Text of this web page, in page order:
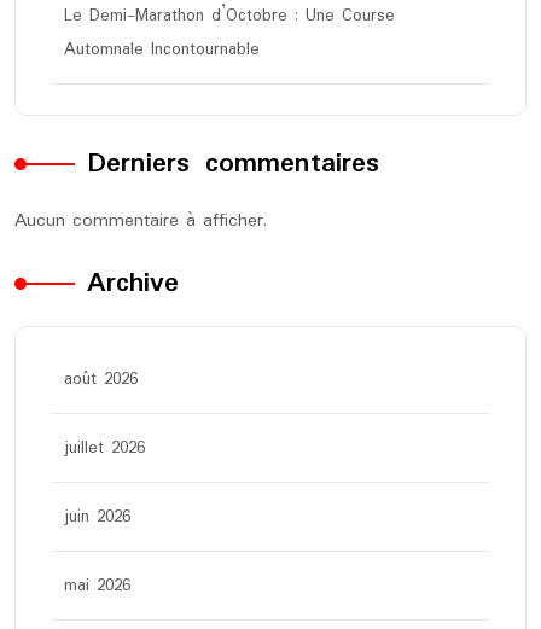
Le Demi-Marathon d’Octobre : Une Course
Automnale Incontournable
Derniers commentaires
Aucun commentaire à afficher.
Archive
août 2026
juillet 2026
juin 2026
mai 2026